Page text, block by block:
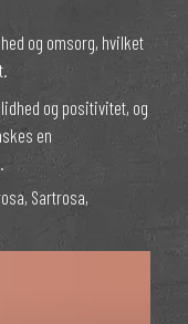
og omsorg, hvilket
og positivitet, og
en
Sartrosa,